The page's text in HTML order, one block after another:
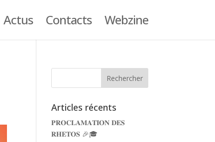
Actus Contacts Webzine
Articles récents
𝐏𝐑𝐎𝐂𝐋𝐀𝐌𝐀𝐓𝐈𝐎𝐍 𝐃𝐄𝐒
𝐑𝐇𝐄𝐓𝐎𝐒 🎉🎓